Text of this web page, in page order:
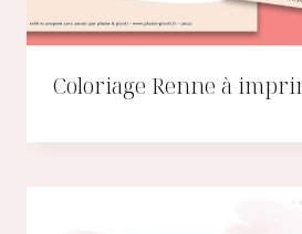
Coloriage Renne à